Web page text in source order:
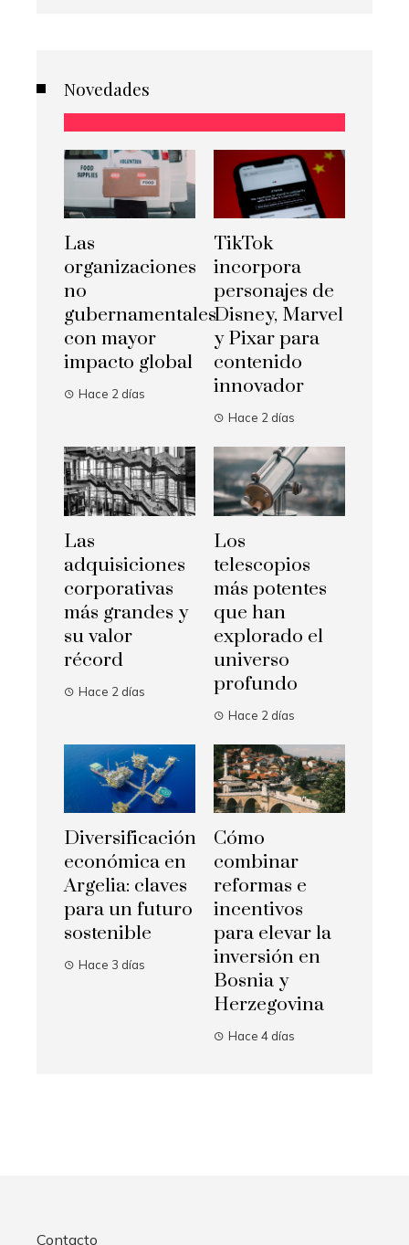
Novedades
Las
organizaciones
no
gubernamentales
con mayor
impacto global
Hace 2 días
TikTok
incorpora
personajes de
Disney, Marvel
y Pixar para
contenido
innovador
Hace 2 días
Las
adquisiciones
corporativas
más grandes y
su valor
récord
Hace 2 días
Los
telescopios
más potentes
que han
explorado el
universo
profundo
Hace 2 días
Diversificación
económica en
Argelia: claves
para un futuro
sostenible
Hace 3 días
Cómo
combinar
reformas e
incentivos
para elevar la
inversión en
Bosnia y
Herzegovina
Hace 4 días
Contacto